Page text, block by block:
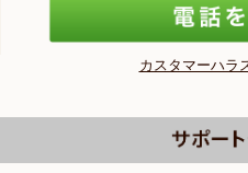
カスタマーハラ